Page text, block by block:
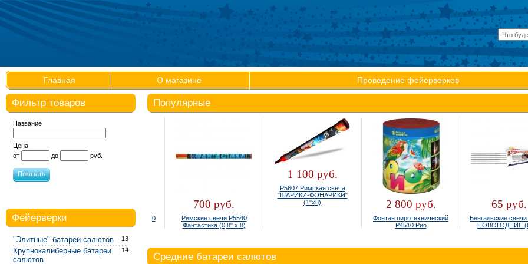
Главная О магазине Проведение фейерверков
Фильтр товаров
Название
Цена
от
до руб.
Показать
Фейерверки
13
"Элитные" батареи салютов
14
Крупнокалиберные батареи
салютов
Популярные
Фонтан настольный Р4810
700 руб.
Римские свечи Р5540
Фантастика (0,8" х 8)
1 100 руб.
Р5607 Римская свеча
"ШАРИКИ-ФОНАРИКИ"
(1"х8)
2 800 руб.
Фонтан пиротехнический
Р4510 Рио
65 руб.
Бенгальские свечи
НОВОГОДНИЕ (6шт)
Средние батареи салютов